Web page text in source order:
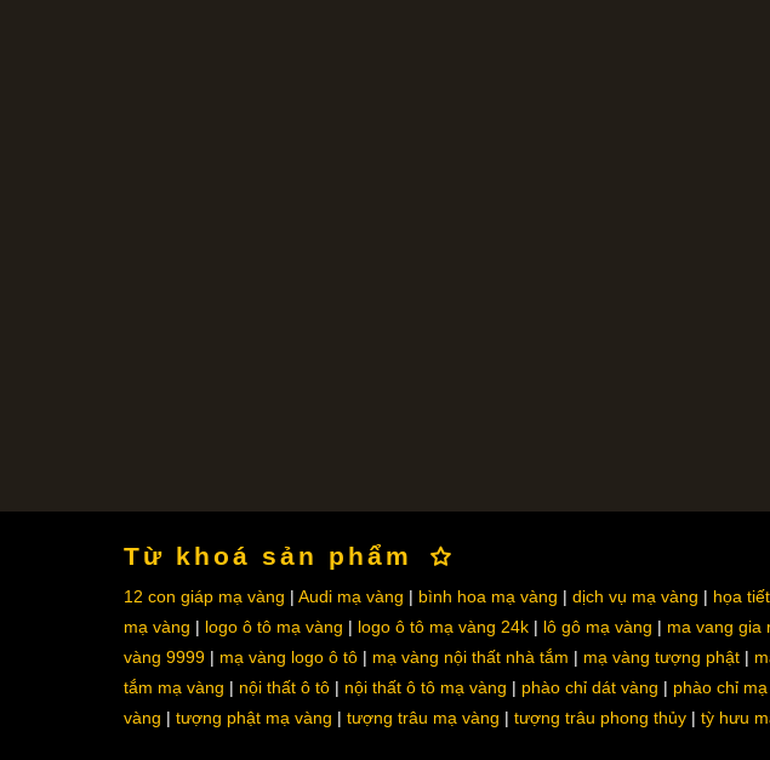
Từ khoá sản phẩm
12 con giáp mạ vàng Audi mạ vàng bình hoa mạ vàng dịch vụ mạ vàng họa
mạ vàng
logo ô tô mạ vàng logo ô tô mạ vàng 24k lô gô mạ vàng ma vang gia
vàng 9999
mạ vàng logo ô tô mạ vàng nội thất nhà tắm mạ vàng tượng phật
tắm mạ vàng
nội thất ô tô nội thất ô tô mạ vàng phào chỉ dát vàng phào chỉ
vàng
tượng phật mạ vàng tượng trâu mạ vàng tượng trâu phong thủy tỳ hưu